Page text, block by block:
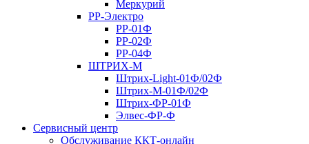
Меркурий
РР-Электро
РР-01Ф
РР-02Ф
РР-04Ф
ШТРИХ-М
Штрих-Light-01Ф/02Ф
Штрих-М-01Ф/02Ф
Штрих-ФР-01Ф
Элвес-ФР-Ф
Сервисный центр
Обслуживание ККТ-онлайн